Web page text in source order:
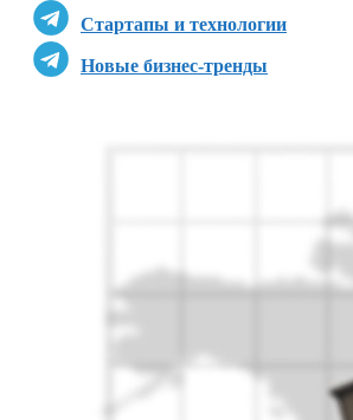
Стартапы и технологии
Новые бизнес-тренды